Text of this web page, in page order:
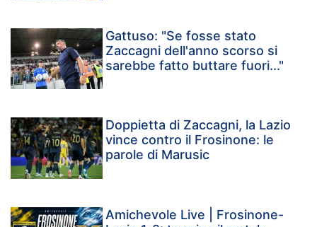
Gattuso: "Se fosse stato
Zaccagni dell'anno scorso si
sarebbe fatto buttare fuori..."
Doppietta di Zaccagni, la Lazio
vince contro il Frosinone: le
parole di Marusic
Amichevole Live | Frosinone-